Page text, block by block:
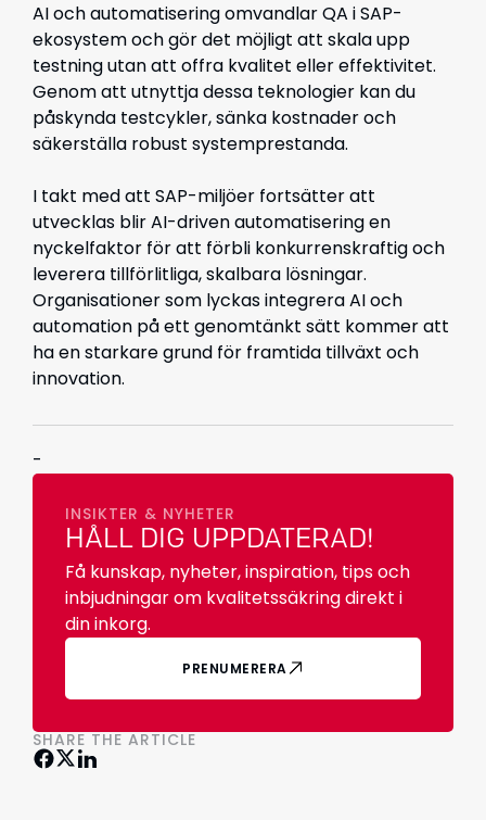
AI och automatisering omvandlar QA i SAP-
ekosystem och gör det möjligt att skala upp
testning utan att offra kvalitet eller effektivitet.
Genom att utnyttja dessa teknologier kan du
påskynda testcykler, sänka kostnader och
säkerställa robust systemprestanda.
I takt med att SAP-miljöer fortsätter att
utvecklas blir AI-driven automatisering en
nyckelfaktor för att förbli konkurrenskraftig och
leverera tillförlitliga, skalbara lösningar.
Organisationer som lyckas integrera AI och
automation på ett genomtänkt sätt kommer att
ha en starkare grund för framtida tillväxt och
innovation.
-
INSIKTER & NYHETER
HÅLL DIG UPPDATERAD!
Få kunskap, nyheter, inspiration, tips och
inbjudningar om kvalitetssäkring direkt i
din inkorg.
PRENUMERERA
SHARE THE ARTICLE